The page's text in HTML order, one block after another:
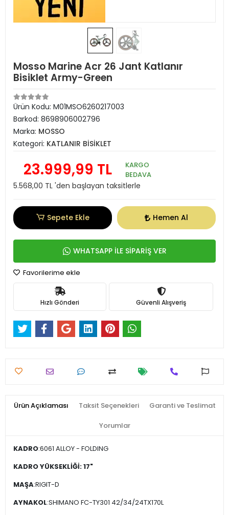
Mosso Marine Acr 26 Jant Katlanır
Bisiklet Army-Green
Ürün Kodu: M01MSO6260217003
Barkod: 8698906002796
Marka: MOSSO
Kategori: KATLANIR BİSİKLET
23.999,99 TL
KARGO
BEDAVA
5.568,00 TL 'den başlayan taksitlerle
Sepete Ekle Hemen Al
WHATSAPP İLE SİPARİŞ VER
Favorilerime ekle
Hızlı Gönderi Güvenli Alışveriş
Ürün Açıklaması Taksit Seçenekleri Garanti ve Teslimat
Yorumlar
KADRO:6061 ALLOY - FOLDING
KADRO YÜKSEKLİĞİ: 17"
MAŞA:RIGIT-D
AYNAKOL:SHIMANO FC-TY301 42/34/24TX170L